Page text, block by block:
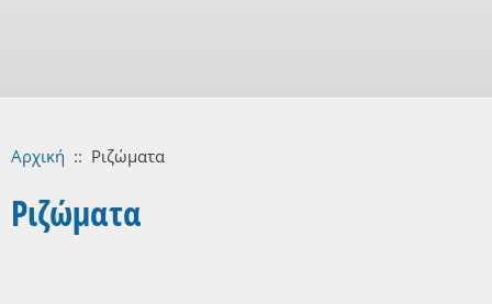
Αρχική :: Ριζώματα
Ριζώματα